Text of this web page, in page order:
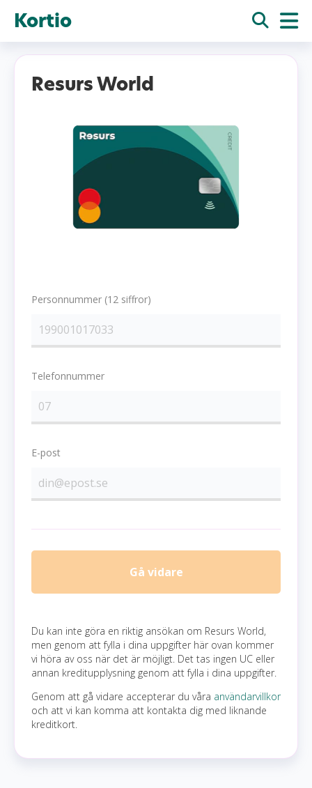
Kortio
Resurs World
Personnummer (12 siffror)
Telefonnummer
E-post
Gå vidare
Du kan inte göra en riktig ansökan om Resurs World,
men genom att fylla i dina uppgifter här ovan kommer
vi höra av oss när det är möjligt. Det tas ingen UC eller
annan kreditupplysning genom att fylla i dina uppgifter.
Genom att gå vidare accepterar du våra användarvillkor
och att vi kan komma att kontakta dig med liknande
kreditkort.